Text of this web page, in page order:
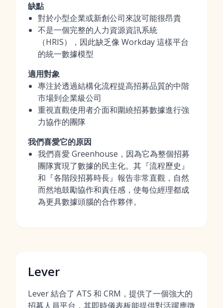
缺點
對於小型企業或新創公司來說可能很昂貴
不是一個完整的人力資源資訊系統
（HRIS），因此缺乏像 Workday 這樣平台
的統一數據模型
適用對象
專注於透過結構化流程提高招募品質的中階
市場到企業級公司
重視直觀使用者介面和圍繞招募數據進行強
力協作的團隊
我們喜愛它的原因
我們喜愛 Greenhouse，因為它為整個招募
團隊實現了數據的民主化。其『流程歷史』
和『各階段招募時長』報告非常直觀，自然
而然地鼓勵協作和責任感，使每位經理都成
為更具數據頭腦的合作夥伴。
Lever
Lever 結合了 ATS 和 CRM，提供了一個強大的
招募人員平台 ，其即時儀表板能提供對活躍應徵